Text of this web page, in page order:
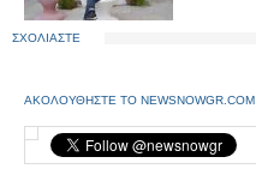
ΣΧΟΛΙΑΣΤΕ
ΑΚΟΛΟΥΘΗΣΤΕ ΤΟ NEWSNOWGR.COM